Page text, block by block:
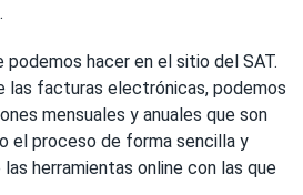
podemos hacer en el sitio del SAT.
las facturas electrónicas, podemos
mensuales y anuales que son
el proceso de forma sencilla y
herramientas online con las que